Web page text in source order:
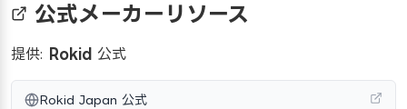
公式メーカーリソース
提供: Rokid 公式
Rokid Japan 公式